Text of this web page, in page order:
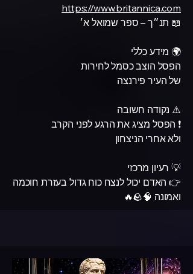
https://www.britannica.com
📖 תנ״ך – ספר שמואל א׳
🌍 מידע כללי
הפסל הוצב כסמל לחירות
של העיר פירנצה
⚠️ נקודה חשובה
❗ הפסל מציג את הרגע לפני הקרב
ולא אחרי הניצחון
💡 רעיון מרכזי
👉 האדם יכול לנצח כוח גדול בעזרת חוכמה
ואמונה 🧠🪨🔥